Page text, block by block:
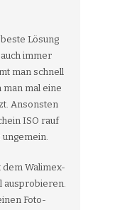
Lösung
immer
man schnell
man mal eine
Ansonsten
ISO rauf
ungemein.
Walimex-
ausprobieren.
Foto-